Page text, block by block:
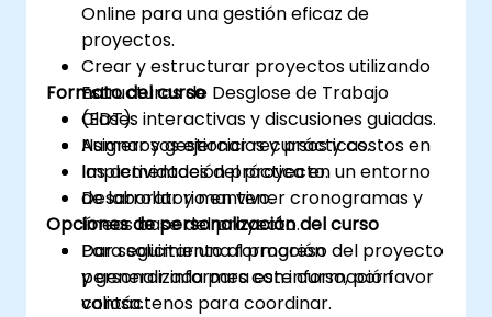
Online para una gestión eficaz de
proyectos.
Crear y estructurar proyectos utilizando
Estructuras de Desglose de Trabajo
(EDT).
Asignar y gestionar recursos y costos en
las actividades del proyecto.
Desarrollar y mantener cronogramas y
líneas base del proyecto.
Dar seguimiento al progreso del proyecto
y generar informes con información
valiosa.
Formato del curso
Clases interactivas y discusiones guiadas.
Numerosos ejercicios y prácticas.
Implementación práctica en un entorno
de laboratorio en vivo.
Opciones de personalización del curso
Para solicitar una formación
personalizada para este curso, por favor
contáctenos para coordinar.